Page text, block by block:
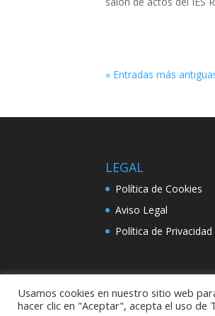
« Entradas más
LEGAL
Política de Cookies
Aviso Legal
Política de Privacidad
Diseñado porElegant
Usamos cookies en nuestro sitio web
hacer clic en "Aceptar", acepta el uso de